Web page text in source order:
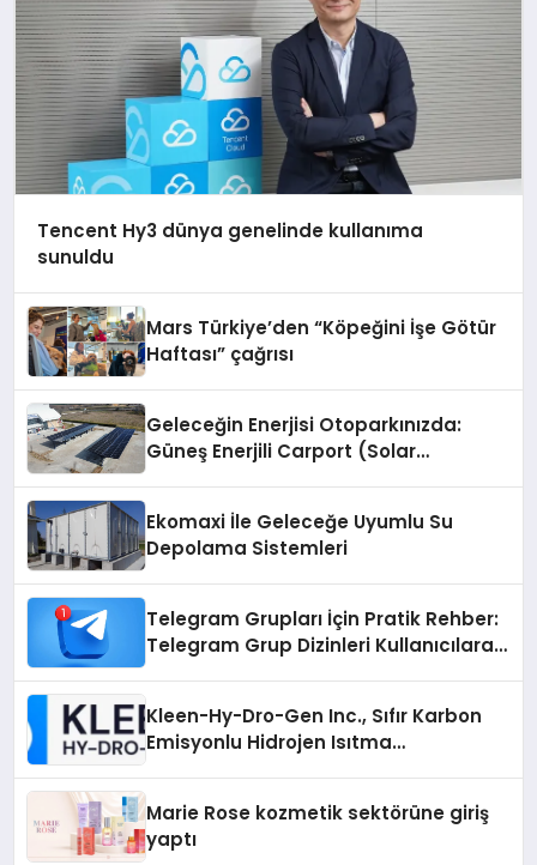
Tencent Hy3 dünya genelinde kullanıma
sunuldu
Mars Türkiye’den “Köpeğini İşe Götür
Haftası” çağrısı
Geleceğin Enerjisi Otoparkınızda:
Güneş Enerjili Carport (Solar
Ekomaxi İle Geleceğe Uyumlu Su
Depolama Sistemleri
Telegram Grupları İçin Pratik Rehber:
Telegram Grup Dizinleri Kullanıcılara
Kleen-Hy-Dro-Gen Inc., Sıfır Karbon
Emisyonlu Hidrojen Isıtma
Marie Rose kozmetik sektörüne giriş
yaptı